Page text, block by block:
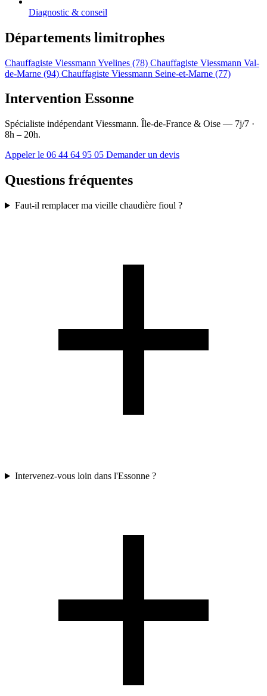
Diagnostic & conseil
Départements limitrophes
Chauffagiste Viessmann Yvelines (78) Chauffagiste Viessmann Val-
de-Marne (94) Chauffagiste Viessmann Seine-et-Marne (77)
Intervention Essonne
Spécialiste indépendant Viessmann. Île-de-France & Oise — 7j/7 ·
8h – 20h.
Appeler le 06 44 64 95 05 Demander un devis
Questions fréquentes
Faut-il remplacer ma vieille chaudière fioul ?
Intervenez-vous loin dans l'Essonne ?